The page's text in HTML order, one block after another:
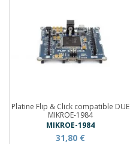
Platine Flip & Click compatible DUE
MIKROE-1984
MIKROE-1984
31,80 €